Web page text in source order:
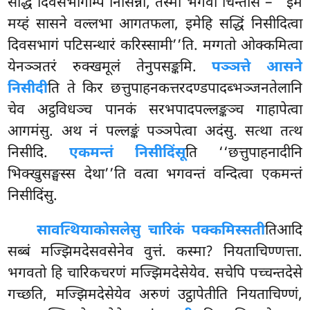
मय्हं सासने वल्लभा आगतफला, इमेहि सद्धिं निसीदित्वा
दिवसभागं पटिसन्थारं करिस्सामी’’ति. मग्गतो ओक्कमित्वा
येनञ्ञतरं रुक्खमूलं तेनुपसङ्कमि.पञ्ञत्ते आसने
निसीदीति ते किर छत्तुपाहनकत्तरदण्डपादब्भञ्जनतेलानि
चेव अट्ठविधञ्च पानकं सरभपादपल्लङ्कञ्च गाहापेत्वा
आगमंसु. अथ नं पल्लङ्कं पञ्ञपेत्वा अदंसु. सत्था तत्थ
निसीदि.एकमन्तं निसीदिंसूति ‘‘छत्तुपाहनादीनि
भिक्खुसङ्घस्स देथा’’ति वत्वा भगवन्तं वन्दित्वा एकमन्तं
निसीदिंसु.
सावत्थियाकोसलेसु चारिकं पक्कमिस्सतीतिआदि
सब्बं मज्झिमदेसवसेनेव वुत्तं. कस्मा? नियताचिण्णत्ता.
भगवतो हि चारिकचरणं मज्झिमदेसेयेव. सचेपि पच्चन्तदेसे
गच्छति, मज्झिमदेसेयेव अरुणं उट्ठापेतीति नियताचिण्णं,